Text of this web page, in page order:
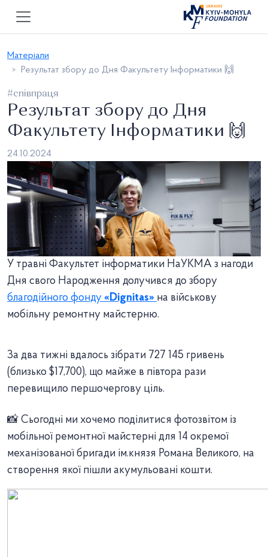
Матеріали
Результат збору до Дня Факультету Інформатики 🙌
#співпраця
Результат збору до Дня
Факультету Інформатики 🙌
24.10.2024
У травні Факультет інформатики НаУКМА з нагоди
Дня свого Народження долучився до збору
благодійного фонду «Dignitas» на військову
мобільну ремонтну майстерню.
За два тижні вдалось зібрати 727 145 гривень
(близько $17,700), що майже в півтора рази
перевищило першочергову ціль.
📸 Сьогодні ми хочемо поділитися фотозвітом із
мобільної ремонтної майстерні для 14 окремої
механізованої бригади ім.князя Романа Великого, на
створення якої пішли акумульовані кошти.